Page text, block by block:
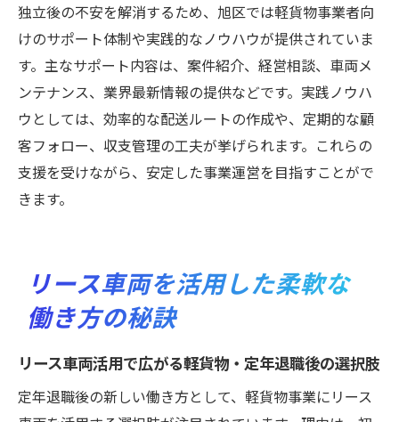
独立後の不安を解消するため、旭区では軽貨物事業者向
けのサポート体制や実践的なノウハウが提供されていま
す。主なサポート内容は、案件紹介、経営相談、車両メ
ンテナンス、業界最新情報の提供などです。実践ノウハ
ウとしては、効率的な配送ルートの作成や、定期的な顧
客フォロー、収支管理の工夫が挙げられます。これらの
支援を受けながら、安定した事業運営を目指すことがで
きます。
リース車両を活用した柔軟な
働き方の秘訣
リース車両活用で広がる軽貨物・定年退職後の選択肢
定年退職後の新しい働き方として、軽貨物事業にリース